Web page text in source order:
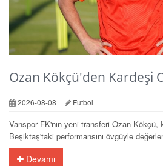
Ozan Kökçü'den Kardeşi
2026-08-08 Futbol
Vanspor FK'nın yeni transferi Ozan Kökçü,
Beşiktaş'taki performansını övgüyle
Devamı